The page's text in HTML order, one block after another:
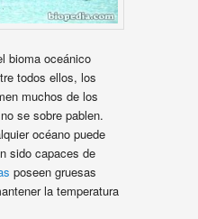
bioma oceánico
todos ellos, los
muchos de los
se sobre pablen.
océano puede
sido capaces de
poseen gruesas
la temperatura